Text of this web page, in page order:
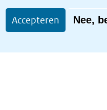
Accepteren Nee,